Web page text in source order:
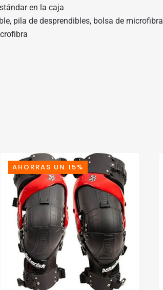
en la caja
pila de desprendibles, bolsa de microfibra
AHORRAS UN 15%